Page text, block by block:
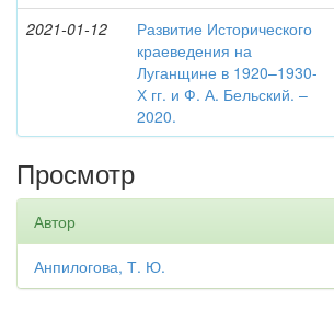
2021-01-12
Развитие Исторического
краеведения на
Луганщине в 1920–1930-
Х гг. и Ф. А. Бельский. –
2020.
Просмотр
Автор
Анпилогова, Т. Ю.